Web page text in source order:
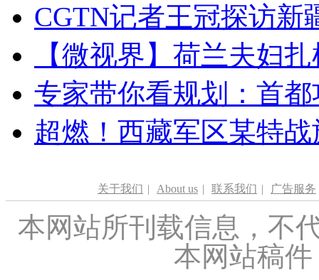
CGTN记者王冠探访新
【微视界】荷兰夫妇
专家带你看规划：首
超燃！西藏军区某特
关于我们 | About us | 联系我们 | 广告服务
本网站所刊载信息，不
本网站稿